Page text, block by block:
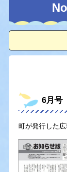
6月号
町が発行した